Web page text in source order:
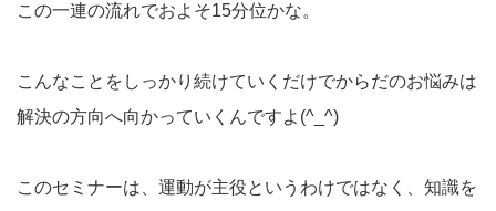
この一連の流れでおよそ15分位かな。
こんなことをしっかり続けていくだけでからだのお悩みは
解決の方向へ向かっていくんですよ(^_^)
このセミナーは、運動が主役というわけではなく、知識を